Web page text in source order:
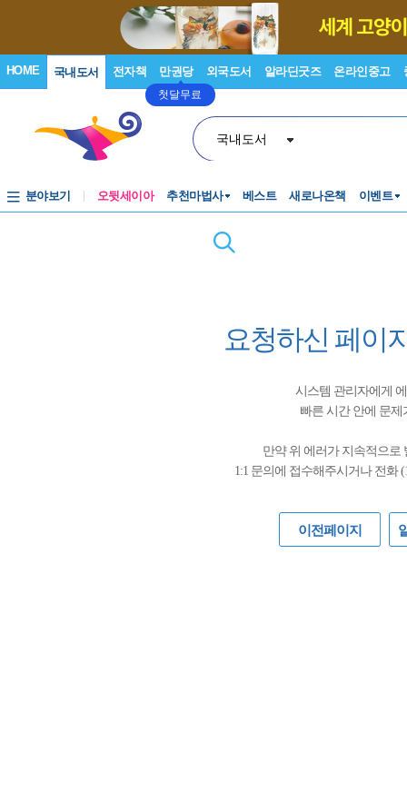
HOME 국내도서 전자책 만권당
첫달무료
외국도서 알라딘굿즈 온라인중고
국내도서
분야보기 오뒷세이아 추천마법사 베스트 새로나온책 이벤트
요청하신 페이
시스템 관리자에게
빠른 시간 안에 문
만약 위 에러가 지속적으로
1:1 문의에 접수해주시거나 전화 (
이전페이지